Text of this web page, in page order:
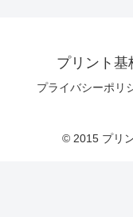
プリント基
プライバシーポリ
© 2015 プリ